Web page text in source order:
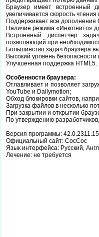
Браузер имеет встроенный
увеличивается скорость
Поддерживает все дополнения
Наличие режима «Инкогнито»
Встроенный диспетчер
позволяющий при
Большинство задач браузера
Высокий уровень безопасности
Улучшенная поддержка HTML5.
Особенности браузера:
Отлавливает и позволяет
YouTube и Dailymotion;
Обход блокировки сайтов,
Загрузка файлов в несколько
При закрытии и открытии
По утверждению
Версия программы:
Официальный сайт: CocCoc
Язык интерфейса: Русский,
Лечение: не требуется